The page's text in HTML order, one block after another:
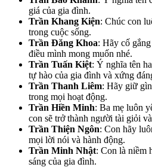
giá của gia đình.
Trần Khang Kiện: Chúc con
trong cuộc sống.
Trần Đăng Khoa: Hãy cố
điều mình mong muốn nhé.
Trần Tuấn Kiệt: Ý nghĩa tên
tự hào của gia đình và xứng
Trần Thanh Liêm: Hãy giữ
trong mọi hoạt động.
Trần Hiền Minh: Ba mẹ luôn
con sẽ trở thành người tài giỏi
Trần Thiện Ngôn: Con hãy
mọi lời nói và hành động.
Trần Minh Nhật: Con là niềm
sáng của gia đình.